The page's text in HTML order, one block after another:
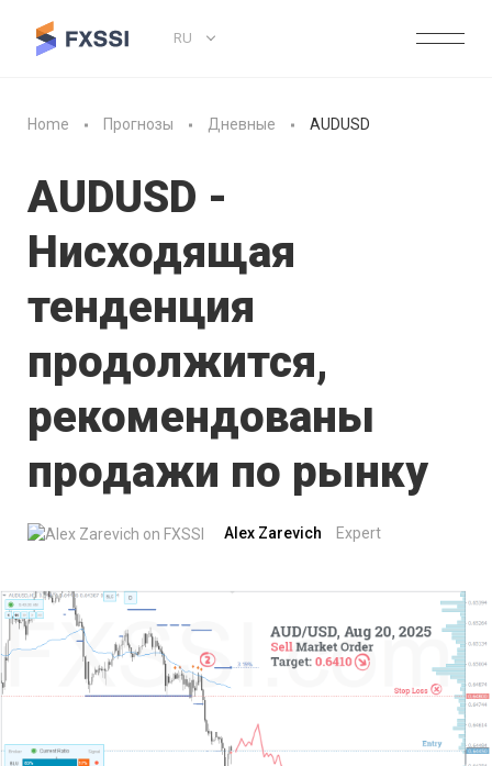
RU
Home Прогнозы Дневные AUDUSD
AUDUSD -
Нисходящая
тенденция
продолжится,
рекомендованы
продажи по рынку
Alex Zarevich Expert